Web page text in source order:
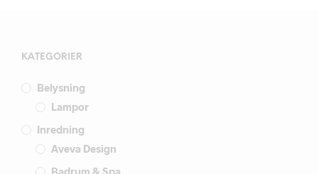
KATEGORIER
Belysning
Lampor
Inredning
Aveva Design
Badrum & Spa